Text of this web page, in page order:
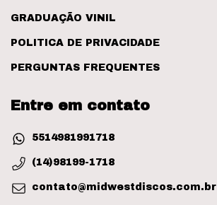
GRADUAÇÃO VINIL
POLITICA DE PRIVACIDADE
PERGUNTAS FREQUENTES
Entre em contato
5514981991718
(14)98199-1718
contato@midwestdiscos.com.br